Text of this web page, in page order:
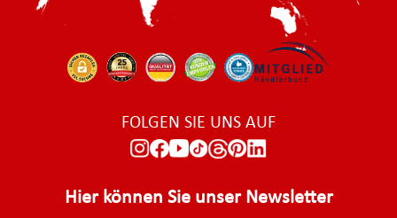
FOLGEN SIE UNS AUF
Hier können Sie unser Newsletter